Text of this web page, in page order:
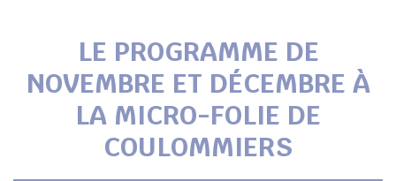
LE PROGRAMME DE
NOVEMBRE ET DÉCEMBRE À
LA MICRO-FOLIE DE
COULOMMIERS